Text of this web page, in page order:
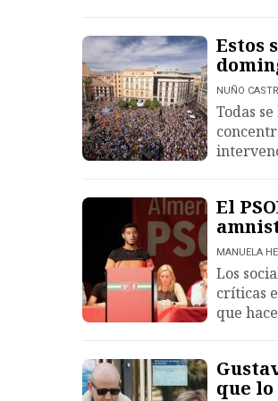
Estos
NUÑO
Todas
El
MANUELA
Los
críticas
que
que